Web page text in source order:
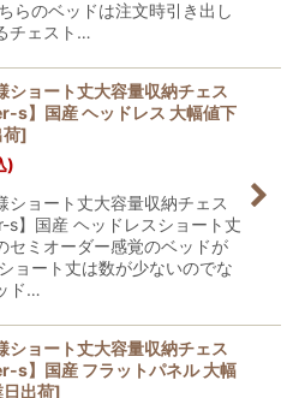
らのベッドは注文時引き出し
チェスト…
ショート丈大容量収納チェス
s】国産 ヘッドレス 大幅値下
荷]
)
ショート丈大容量収納チェス
s】国産 ヘッドレスショート丈
セミオーダー感覚のベッドが
ョート丈は数が少ないのでな
ド…
ショート丈大容量収納チェス
s】国産 フラットパネル 大幅
出荷]